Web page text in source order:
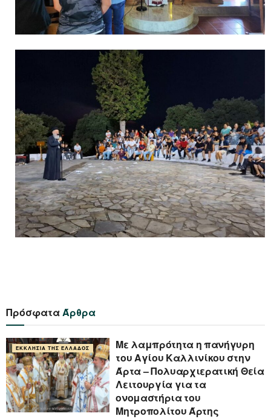
ΠρόσφαταΆρθρα
ΕΚΚΛΗΣΊΑ ΤΗΣ ΕΛΛΆΔΟΣ
Με λαμπρότητα η πανήγυρη
του Αγίου Καλλινίκου στην
Άρτα – Πολυαρχιερατική Θεία
Λειτουργία για τα
ονομαστήρια του
Μητροπολίτου Άρτης